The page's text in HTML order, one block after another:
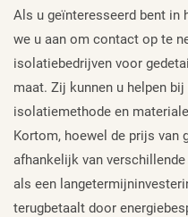
Als u geïnteresseerd bent in
we u aan om contact op te
isolatiebedrijven voor
maat. Zij kunnen u helpen
isolatiemethode en
Kortom, hoewel de prijs van
afhankelijk van
als een
terugbetaalt door